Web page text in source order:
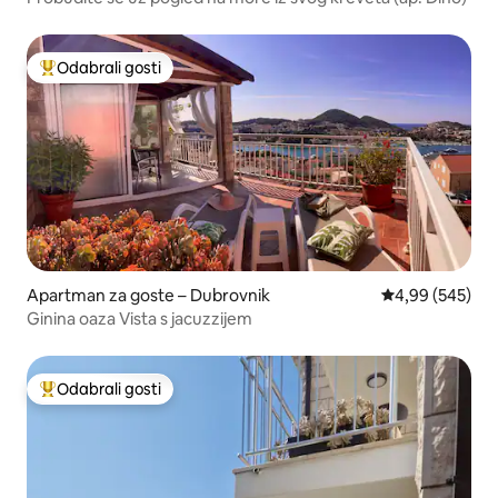
Među najviše rangiranima s oznakom „Odabrali gosti”
Odabrali gosti
Apartman za goste – Dubrovnik Prosječna
4,99 (545)
Ginina oaza Vista s jacuzzijem
Među najviše rangiranima s oznakom „Odabrali gosti”
Odabrali gosti